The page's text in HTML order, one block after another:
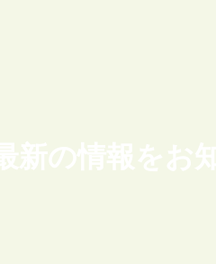
新の情報を